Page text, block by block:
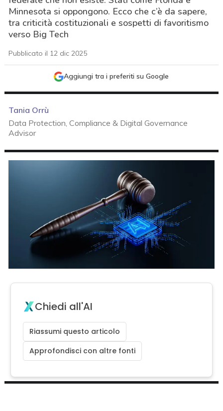
Minnesota si oppongono. Ecco che c’è da sapere,
tra criticità costituzionali e sospetti di favoritismo
verso Big Tech
Pubblicato il 12 dic 2025
Aggiungi tra i preferiti su Google
Tania Orrù
Data Protection, Compliance & Digital Governance
Advisor
Chiedi all'AI
Riassumi questo articolo
Approfondisci con altre fonti